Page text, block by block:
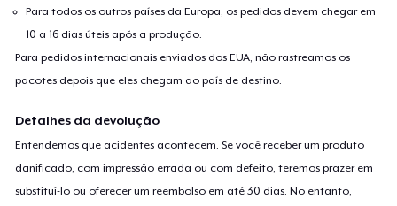
Para todos os outros países da Europa, os pedidos devem chegar em
10 a 16 dias úteis após a produção.
Para pedidos internacionais enviados dos EUA, não rastreamos os
pacotes depois que eles chegam ao país de destino.
Detalhes da devolução
Entendemos que acidentes acontecem. Se você receber um produto
danificado, com impressão errada ou com defeito, teremos prazer em
substituí-lo ou oferecer um reembolso em até 30 dias. No entanto,